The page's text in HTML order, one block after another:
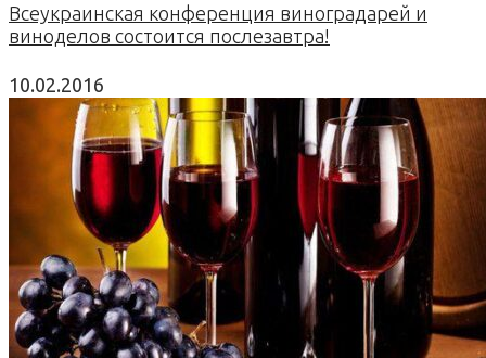
Всеукраинская конференция виноградарей и
виноделов состоится послезавтра!
10.02.2016